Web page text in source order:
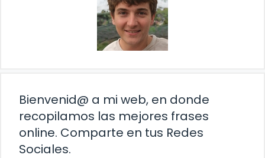
Bienvenid@ a mi web, en donde
recopilamos las mejores frases
online. Comparte en tus Redes
Sociales.